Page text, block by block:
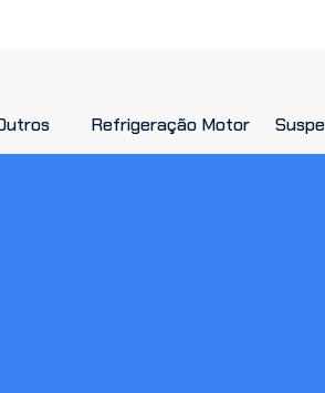
Refrigeração Motor
Refrigeração Motor